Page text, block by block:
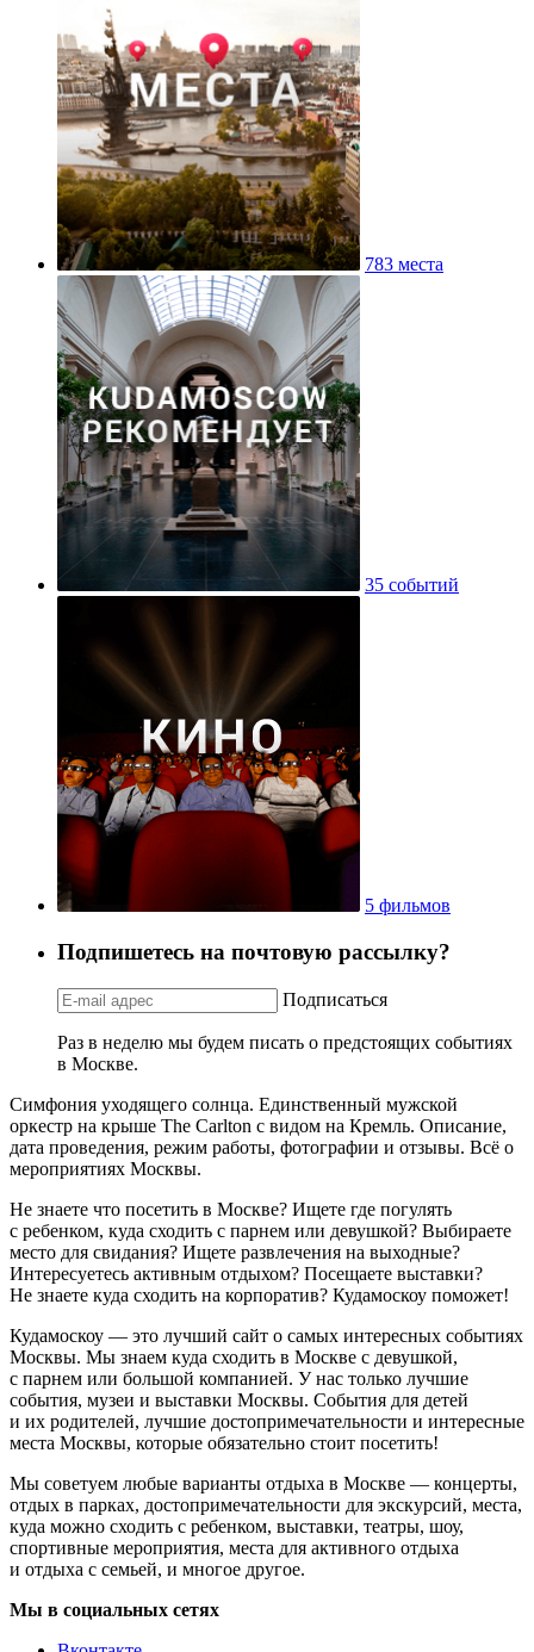
783 места
35 событий
5 фильмов
Подпишетесь на почтовую рассылку?
Подписаться
Раз в неделю мы будем писать о предстоящих событиях
в Москве.
Симфония уходящего солнца. Единственный мужской
оркестр на крыше The Carlton с видом на Кремль. Описание,
дата проведения, режим работы, фотографии и отзывы. Всё о
мероприятиях Москвы.
Не знаете что посетить в Москве? Ищете где погулять
с ребенком, куда сходить с парнем или девушкой? Выбираете
место для свидания? Ищете развлечения на выходные?
Интересуетесь активным отдыхом? Посещаете выставки?
Не знаете куда сходить на корпоратив? Кудамоскоу поможет!
Кудамоскоу — это лучший сайт о самых интересных событиях
Москвы. Мы знаем куда сходить в Москве с девушкой,
с парнем или большой компанией. У нас только лучшие
события, музеи и выставки Москвы. События для детей
и их родителей, лучшие достопримечательности и интересные
места Москвы, которые обязательно стоит посетить!
Мы советуем любые варианты отдыха в Москве — концерты,
отдых в парках, достопримечательности для экскурсий, места,
куда можно сходить с ребенком, выставки, театры, шоу,
спортивные мероприятия, места для активного отдыха
и отдыха с семьей, и многое другое.
Мы в социальных сетях